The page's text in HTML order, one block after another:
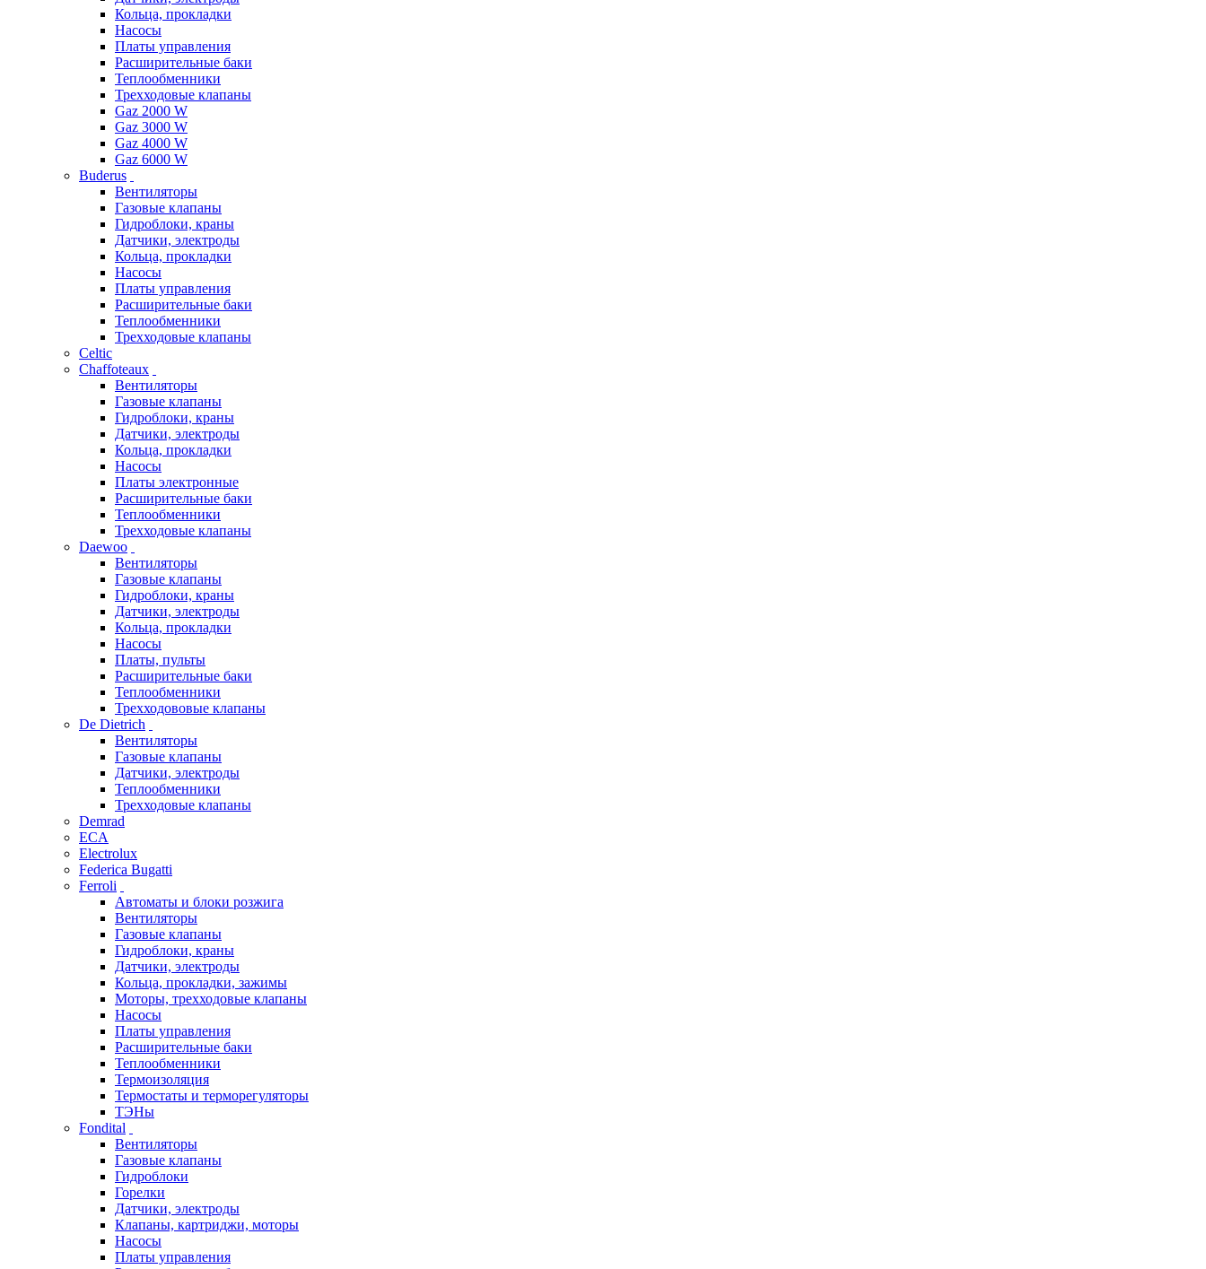
Кольца, прокладки
Насосы
Платы управления
Расширительные баки
Теплообменники
Трехходовые клапаны
Gaz 2000 W
Gaz 3000 W
Gaz 4000 W
Gaz 6000 W
Buderus
Вентиляторы
Газовые клапаны
Гидроблоки, краны
Датчики, электроды
Кольца, прокладки
Насосы
Платы управления
Расширительные баки
Теплообменники
Трехходовые клапаны
Celtic
Chaffoteaux
Вентиляторы
Газовые клапаны
Гидроблоки, краны
Датчики, электроды
Кольца, прокладки
Насосы
Платы электронные
Расширительные баки
Теплообменники
Трехходовые клапаны
Daewoo
Вентиляторы
Газовые клапаны
Гидроблоки, краны
Датчики, электроды
Кольца, прокладки
Насосы
Платы, пульты
Расширительные баки
Теплообменники
Трехходововые клапаны
De Dietrich
Вентиляторы
Газовые клапаны
Датчики, электроды
Теплообменники
Трехходовые клапаны
Demrad
ECA
Electrolux
Federica Bugatti
Ferroli
Автоматы и блоки розжига
Вентиляторы
Газовые клапаны
Гидроблоки, краны
Датчики, электроды
Кольца, прокладки, зажимы
Моторы, трехходовые клапаны
Насосы
Платы управления
Расширительные баки
Теплообменники
Термоизоляция
Термостаты и терморегуляторы
ТЭНы
Fondital
Вентиляторы
Газовые клапаны
Гидроблоки
Горелки
Датчики, электроды
Клапаны, картриджи, моторы
Насосы
Платы управления